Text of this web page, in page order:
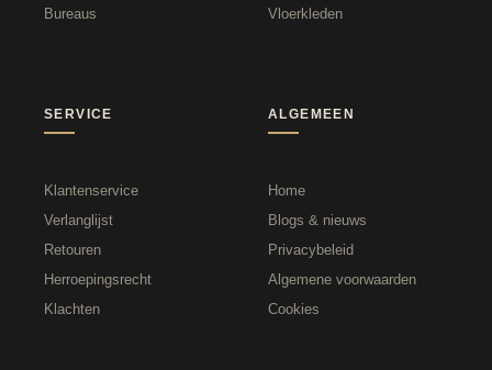
Bureaus
Vloerkleden
SERVICE
Klantenservice
Verlanglijst
Retouren
Herroepingsrecht
Klachten
ALGEMEEN
Home
Blogs & nieuws
Privacybeleid
Algemene voorwaarden
Cookies